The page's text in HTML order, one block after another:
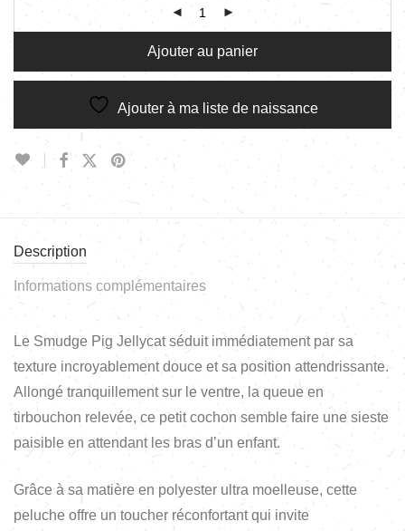
Ajouter au panier
Ajouter à ma liste de naissance
Description
Informations complémentaires
Le Smudge Pig Jellycat séduit immédiatement par sa
texture incroyablement douce et sa position attendrissante.
Allongé tranquillement sur le ventre, la queue en
tirbouchon relevée, ce petit cochon semble faire une sieste
paisible en attendant les bras d’un enfant.
Grâce à sa matière en polyester ultra moelleuse, cette
peluche offre un toucher réconfortant qui invite